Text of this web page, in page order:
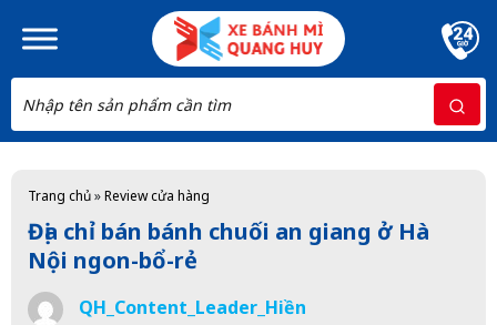
Skip to main content
Trang chủ»Review cửa hàng
Địa chỉ bán bánh chuối an giang ở Hà
Nội ngon-bổ-rẻ
QH_Content_Leader_Hiền